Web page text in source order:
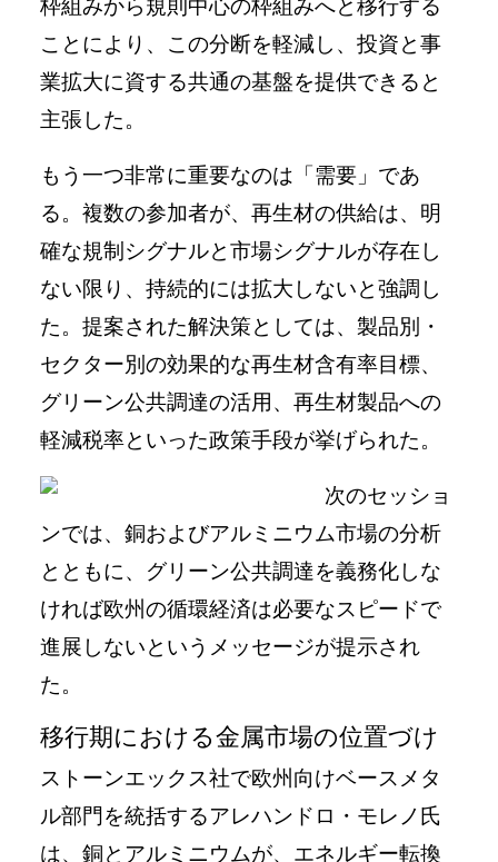
ことにより、この分断を軽減し、投資と事
業拡大に資する共通の基盤を提供できると
主張した。
もう一つ非常に重要なのは「需要」であ
る。複数の参加者が、再生材の供給は、明
確な規制シグナルと市場シグナルが存在し
ない限り、持続的には拡大しないと強調し
た。提案された解決策としては、製品別・
セクター別の効果的な再生材含有率目標、
グリーン公共調達の活用、再生材製品への
軽減税率といった政策手段が挙げられた。
次のセッショ
ンでは、銅およびアルミニウム市場の分析
とともに、グリーン公共調達を義務化しな
ければ欧州の循環経済は必要なスピードで
進展しないというメッセージが提示され
た。
移行期における金属市場の位置づけ
ストーンエックス社で欧州向けベースメタ
ル部門を統括するアレハンドロ・モレノ氏
は、銅とアルミニウムが、エネルギー転換